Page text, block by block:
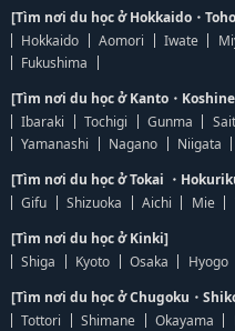
[Tìm nơi du học ở Hokkaido・
Hokkaido
Aomori Iwate
Fukushima
[Tìm nơi du học ở Kanto・
Ibaraki
Tochigi Gunma
Yamanashi
Nagano
Niigata
[Tìm nơi du học ở Tokai ・
Gifu
Shizuoka Aichi Mie
[Tìm nơi du học ở Kinki]
Shiga
Kyoto Osaka Hyogo
[Tìm nơi du học ở Chugoku・
Tottori
Shimane Okayama